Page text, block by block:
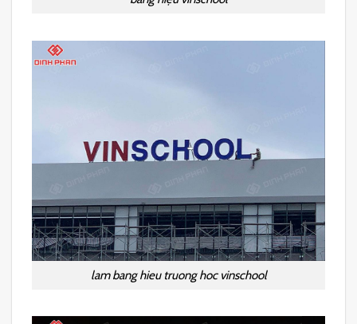
lam bang hieu truong hoc vinschool